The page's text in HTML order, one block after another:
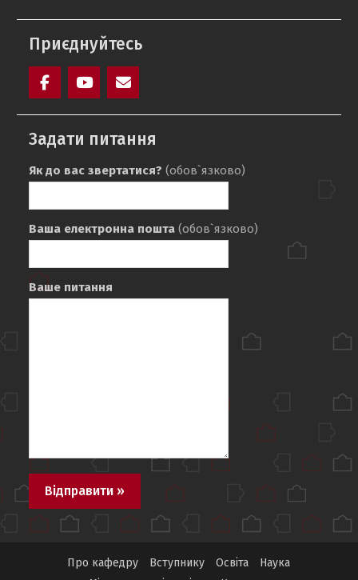
Приєднуйтесь
Задати питання
Як до вас звертатися? (обов`язково)
Ваша електронна пошта (обов`язково)
Ваше питання
Про кафедру Вступнику Освіта
Наука